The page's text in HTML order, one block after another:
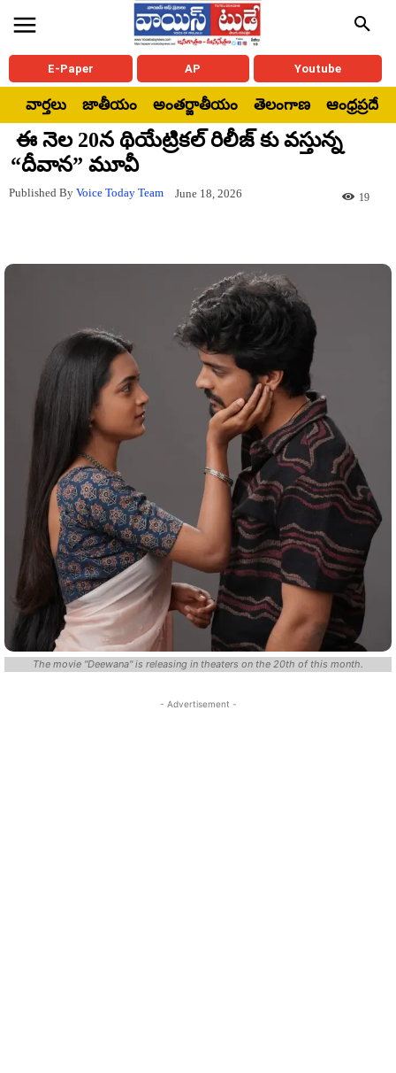
E-Paper AP Youtube
వార్తలు జాతీయం అంతర్జాతీయం తెలంగాణ ఆంధ్రప్రదేశ్
ఈ నెల 20న థియేట్రికల్ రిలీజ్ కు వస్తున్న
“దీవాన” మూవీ
Published By Voice Today Team June 18, 2026 19
The movie "Deewana" is releasing in theaters on the 20th of this month.
- Advertisement -